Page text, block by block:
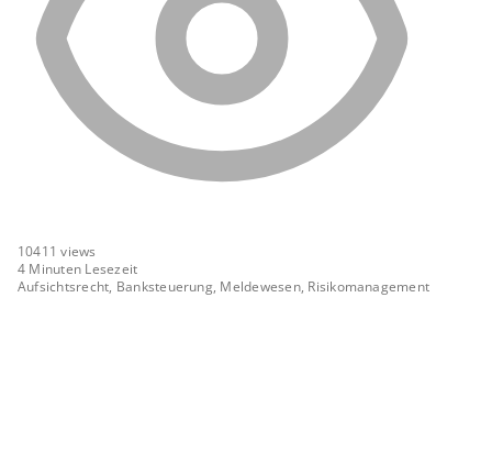
10411 views
4 Minuten Lesezeit
Aufsichtsrecht, Banksteuerung, Meldewesen, Risikomanagement